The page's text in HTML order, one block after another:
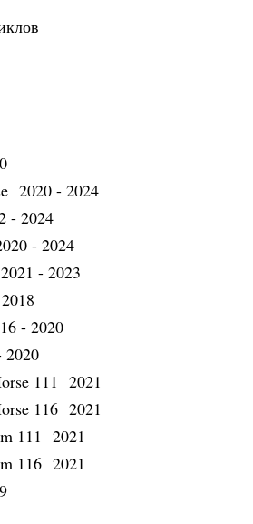
2020 - 2024
- 2024
- 2024
- 2023
- 2020
111 2021
116 2021
111 2021
116 2021